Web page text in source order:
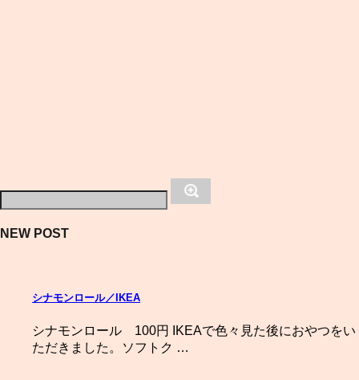
NEW POST
シナモンロール／IKEA
シナモンロール 100円 IKEAで色々見た後におやつをい
ただきました。ソフトク …